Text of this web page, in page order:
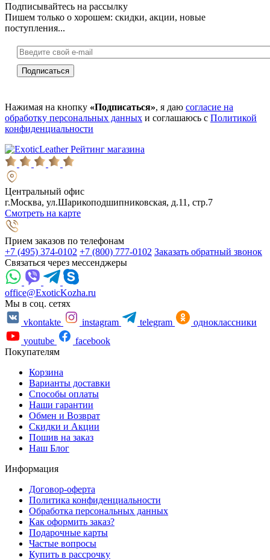
Подписывайтесь на рассылку
Пишем только о хорошем: скидки, акции, новые
поступления...
Нажимая на кнопку «Подписаться», я даю согласие на
обработку персональных данных и соглашаюсь с Политикой
конфиденциальности
Рейтинг магазина
Центральный офис
г.Москва, ул.Шарикоподшипниковская, д.11, стр.7
Смотреть на карте
Прием заказов по телефонам
+7 (495) 374-0102 +7 (800) 777-0102 Заказать обратный звонок
Связаться через мессенджеры
office@ExoticKozha.ru
Мы в соц. сетях
vkontakte
instagram telegram
одноклассники
youtube
facebook
Покупателям
Корзина
Варианты доставки
Способы оплаты
Наши гарантии
Обмен и Возврат
Скидки и Акции
Пошив на заказ
Наш Блог
Информация
Договор-оферта
Политика конфиденциальности
Обработка персональных данных
Как оформить заказ?
Подарочные карты
Частые вопросы
Купить в рассрочку